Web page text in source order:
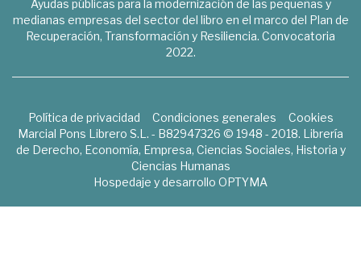
Ayudas públicas para la modernización de las pequeñas y
medianas empresas del sector del libro en el marco del Plan de
Recuperación, Transformación y Resiliencia. Convocatoria
2022.
Política de privacidad Condiciones generales
Cookies
Marcial Pons Librero S.L. - B82947326 © 1948 - 2018. Librería
de Derecho, Economía, Empresa, Ciencias Sociales, Historia y
Ciencias Humanas
Hospedaje y desarrollo OPTYMA